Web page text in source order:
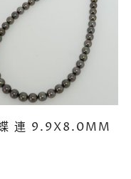
連 9.9X8.0MM